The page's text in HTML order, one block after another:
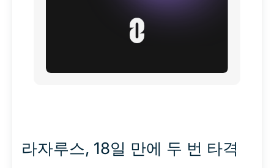
라자루스, 18일 만에 두 번 타격